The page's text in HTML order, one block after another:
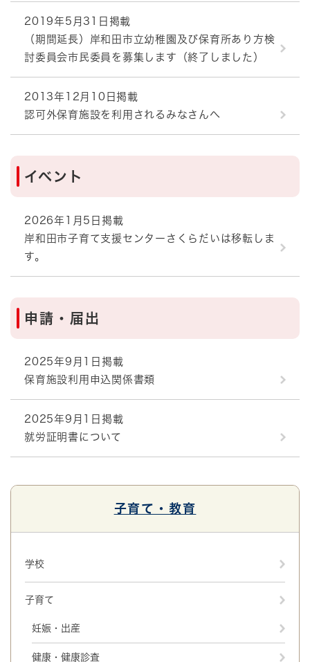
2019年5月31日掲載
（期間延長）岸和田市立幼稚園及び保育所あり方検
討委員会市民委員を募集します（終了しました）
2013年12月10日掲載
認可外保育施設を利用されるみなさんへ
イベント
2026年1月5日掲載
岸和田市子育て支援センターさくらだいは移転しま
す。
申請・届出
2025年9月1日掲載
保育施設利用申込関係書類
2025年9月1日掲載
就労証明書について
子育て・教育
学校
子育て
妊娠・出産
健康・健康診査